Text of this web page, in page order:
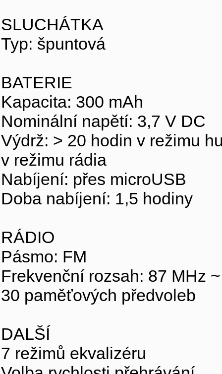
SLUCHÁTKA
Typ: špuntová
BATERIE
Kapacita: 300 mAh
Nominální napětí: 3,7 V DC
Výdrž: > 20 hodin v režimu
v režimu rádia
Nabíjení: přes microUSB
Doba nabíjení: 1,5 hodiny
RÁDIO
Pásmo: FM
Frekvenční rozsah: 87 MHz
30 paměťových předvoleb
DALŠÍ
7 režimů ekvalizéru